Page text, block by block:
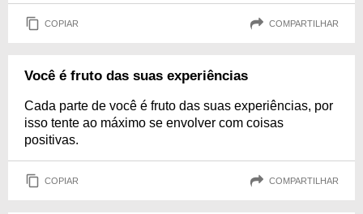
COPIAR COMPARTILHAR
Você é fruto das suas experiências
Cada parte de você é fruto das suas experiências, por
isso tente ao máximo se envolver com coisas
positivas.
COPIAR COMPARTILHAR